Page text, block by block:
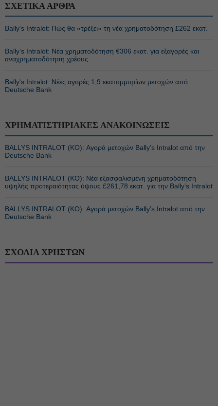
ΣΧΕΤΙΚΑ ΑΡΘΡΑ
Bally's Intralot: Πώς θα «τρέξει» τη νέα χρηματοδότηση £262 εκατ.
Bally’s Intralot: Νέα χρηματοδότηση €306 εκατ. για εξαγορές και
αναχρηματοδότηση χρέους
Bally's Intralot: Νέες αγορές 1,9 εκατομμυρίων μετοχών από
Deutsche Bank
ΧΡΗΜΑΤΙΣΤΗΡΙΑΚΕΣ ΑΝΑΚΟΙΝΩΣΕΙΣ
BALLYS INTRALOT (ΚΟ): Αγορά μετοχών Bally’s Intralot από την
Deutsche Bank
BALLYS INTRALOT (ΚΟ): Νέα εξασφαλισμένη χρηματοδότηση
υψηλής προτεραιότητας ύψους £261,78 εκατ. για την Bally’s Intralot
BALLYS INTRALOT (ΚΟ): Αγορά μετοχών Bally’s Intralot από την
Deutsche Bank
ΣΧΟΛΙΑ ΧΡΗΣΤΩΝ